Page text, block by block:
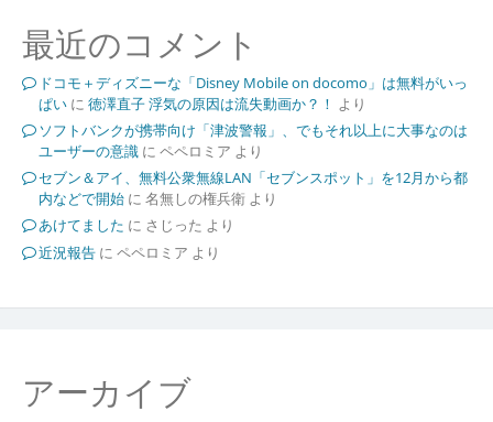
最近のコメント
ドコモ＋ディズニーな「Disney Mobile on docomo」は無料がいっ
ぱいに 徳澤直子 浮気の原因は流失動画か？！ より
ソフトバンクが携帯向け「津波警報」、でもそれ以上に大事なのは
ユーザーの意識に ペペロミア より
セブン＆アイ、無料公衆無線LAN「セブンスポット」を12月から都
内などで開始に 名無しの権兵衛より
あけてました に さじった より
近況報告に ペペロミア より
アーカイブ